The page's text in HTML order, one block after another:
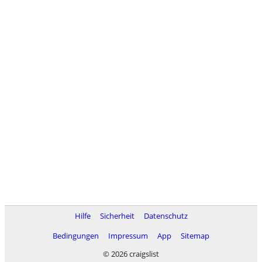
Hilfe Sicherheit
Datenschutz
Bedingungen
Impressum App
Sitemap
© 2026 craigslist